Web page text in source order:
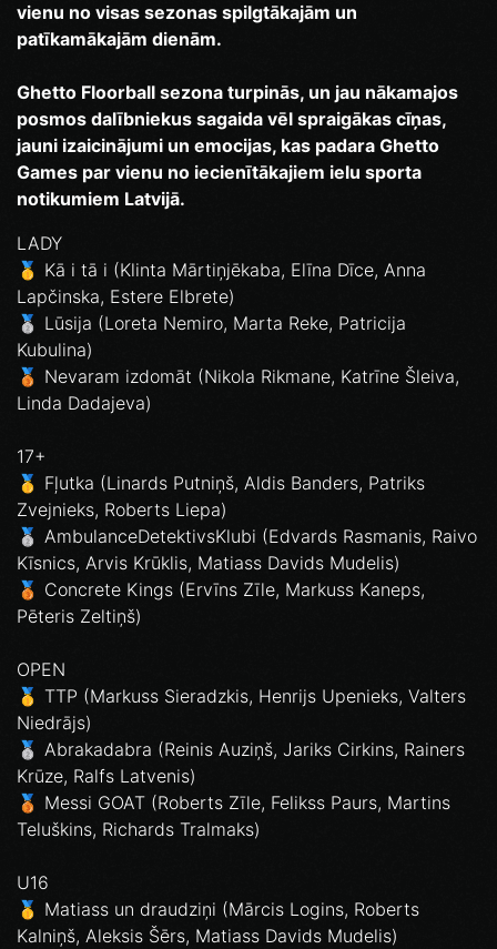
vienu no visas sezonas spilgtākajām un
patīkamākajām dienām.
Ghetto Floorball sezona turpinās, un jau nākamajos
posmos dalībniekus sagaida vēl spraigākas cīņas,
jauni izaicinājumi un emocijas, kas padara Ghetto
Games par vienu no iecienītākajiem ielu sporta
notikumiem Latvijā.
LADY
🥇 Kā i tā i (Klinta Mārtiņjēkaba, Elīna Dīce, Anna
Lapčinska, Estere Elbrete)
🥈 Lūsija (Loreta Nemiro, Marta Reke, Patricija
Kubulina)
🥉 Nevaram izdomāt (Nikola Rikmane, Katrīne Šleiva,
Linda Dadajeva)
17+
🥇 Fļutka (Linards Putniņš, Aldis Banders, Patriks
Zvejnieks, Roberts Liepa)
🥈 AmbulanceDetektivsKlubi (Edvards Rasmanis, Raivo
Kīsnics, Arvis Krūklis, Matiass Davids Mudelis)
🥉 Concrete Kings (Ervīns Zīle, Markuss Kaneps,
Pēteris Zeltiņš)
OPEN
🥇 TTP (Markuss Sieradzkis, Henrijs Upenieks, Valters
Niedrājs)
🥈 Abrakadabra (Reinis Auziņš, Jariks Cirkins, Rainers
Krūze, Ralfs Latvenis)
🥉 Messi GOAT (Roberts Zīle, Felikss Paurs, Martins
Teluškins, Richards Tralmaks)
U16
🥇 Matiass un draudziņi (Mārcis Logins, Roberts
Kalniņš, Aleksis Šērs, Matiass Davids Mudelis)